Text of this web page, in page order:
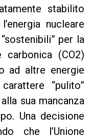
stabilito
nucleare
per la
(CO2)
ad altre energie
“pulito”
sua mancanza
Una decisione
che l’Unione